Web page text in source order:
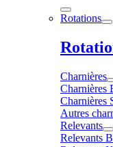
Rotations
Charnières
Charnières
Charnières
Autres
Relevants
Relevants